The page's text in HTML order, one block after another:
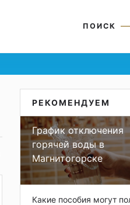
ПОИСК
РЕКОМЕНДУЕМ
График отключения
горячей воды в
Магнитогорске
Какие пособия могут